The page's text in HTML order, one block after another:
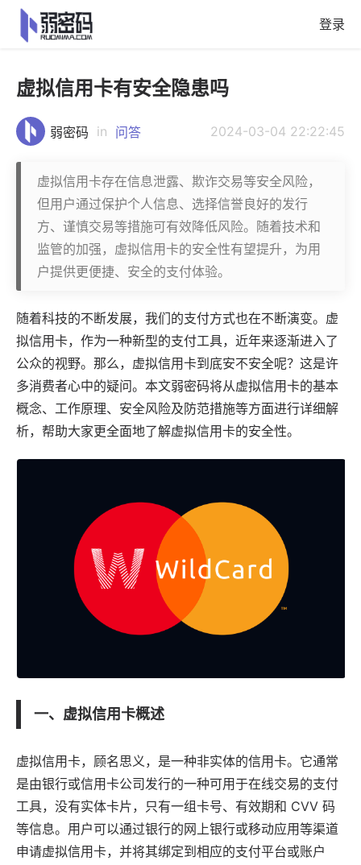
登录
虚拟信用卡有安全隐患吗
弱密码 in 问答 2024-03-04 22:22:45
虚拟信用卡存在信息泄露、欺诈交易等安全风险，
但用户通过保护个人信息、选择信誉良好的发行
方、谨慎交易等措施可有效降低风险。随着技术和
监管的加强，虚拟信用卡的安全性有望提升，为用
户提供更便捷、安全的支付体验。
随着科技的不断发展，我们的支付方式也在不断演变。 虚
拟信用卡，作为一种新型的支付工具，近年来逐渐进入了
公众的视野。那么，虚拟信用卡到底安不安全呢？这是许
多消费者心中的疑问。本文弱密码将从虚拟信用卡的基本
概念、工作原理、安全风险及防范措施等方面进行详细解
析，帮助大家更全面地了解虚拟信用卡的安全性。
一、虚拟信用卡概述
虚拟信用卡，顾名思义，是一种非实体的信用卡。它通常
是由银行或信用卡公司发行的一种可用于在线交易的支付
工具，没有实体卡片，只有一组卡号、有效期和 CVV 码
等信息。用户可以通过银行的网上银行或移动应用等渠道
申请虚拟信用卡，并将其绑定到相应的支付平台或账户